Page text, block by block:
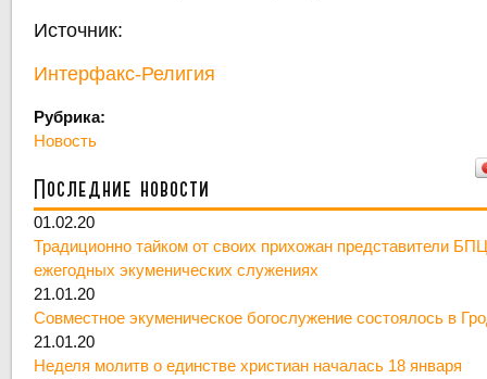
Источник:
Интерфакс-Религия
Рубрика:
Новость
Последние новости
01.02.20
Традиционно тайком от своих прихожан представители
ежегодных экуменических служениях
21.01.20
Совместное экуменическое богослужение состоялось в
21.01.20
Неделя молитв о единстве христиан началась 18 января